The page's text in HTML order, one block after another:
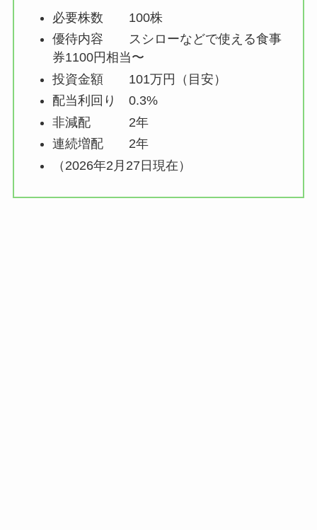
必要株数 100株
優待内容 スシローなどで使える食事
券1100円相当〜
投資金額 101万円（目安）
配当利回り 0.3%
非減配 2年
連続増配 2年
（2026年2月27日現在）